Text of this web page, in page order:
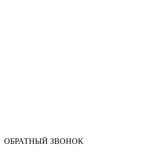
ОБРАТНЫЙ ЗВОНОК